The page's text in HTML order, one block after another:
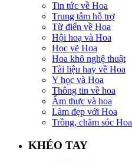
Tin tức về Hoa
Trung tâm hỗ trợ
Từ điển về Hoa
Hội hoạ và Hoa
Học vẽ Hoa
Hoa khô nghệ thuật
Tài liệu hay về Hoa
Y học và Hoa
Thông tin về hoa
Ẩm thực và hoa
Làm đẹp với Hoa
Trồng, chăm sóc Hoa
KHÉO TAY